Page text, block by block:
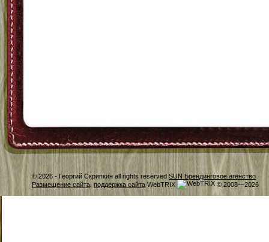
© 2026 - Георгий Скрипкин all rights reserved SUN Брендинговое агенство
Размещение сайта, поддержка сайта WebTRIX © 2008—2026